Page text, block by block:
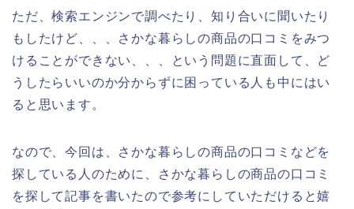
ただ、検索エンジンで調べたり、知り合いに聞いたり
もしたけど、、、さかな暮らしの商品の口コミをみつ
けることができない、、、という問題に直面して、ど
うしたらいいのか分からずに困っている人も中にはい
ると思います。
なので、今回は、さかな暮らしの商品の口コミなどを
探している人のために、さかな暮らしの商品の口コミ
を探して記事を書いたので参考にしていただけると嬉